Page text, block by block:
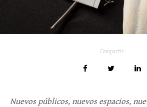
Compartir
Nuevos públicos, nuevos espacios,